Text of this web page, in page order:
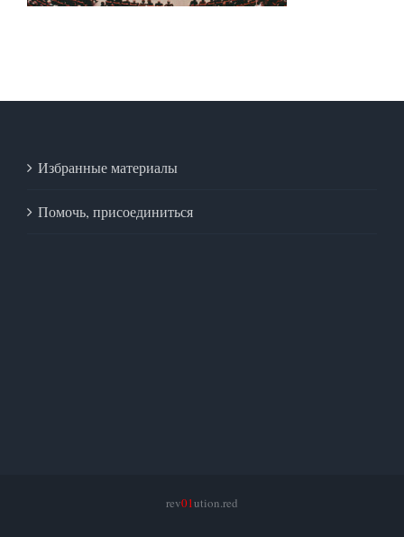
Избранные материалы
Помочь, присоединиться
rev01ution.red